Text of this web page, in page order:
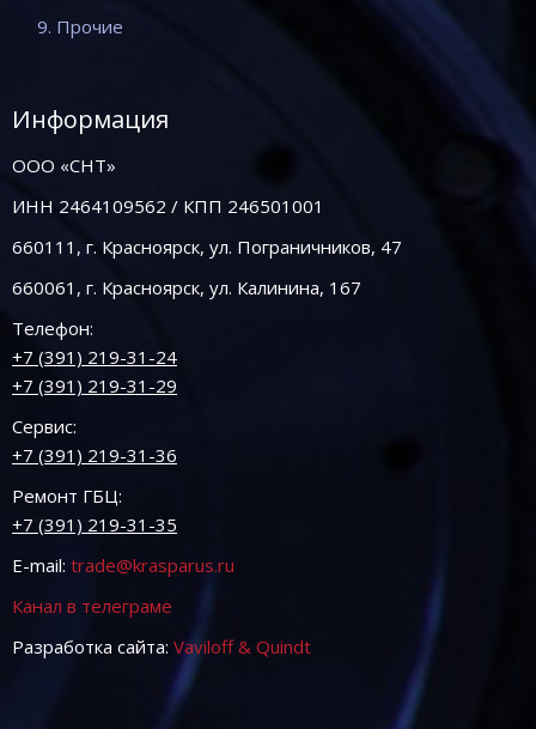
9. Прочие
Информация
ООО «СНТ»
ИНН 2464109562 / КПП 246501001
660111, г. Красноярск, ул. Пограничников, 47
660061, г. Красноярск, ул. Калинина, 167
Телефон:
+7 (391) 219-31-24
+7 (391) 219-31-29
Сервис:
+7 (391) 219-31-36
Ремонт ГБЦ:
+7 (391) 219-31-35
E-mail: trade@krasparus.ru
Канал в телеграме
Разработка сайта: Vaviloff & Quindt